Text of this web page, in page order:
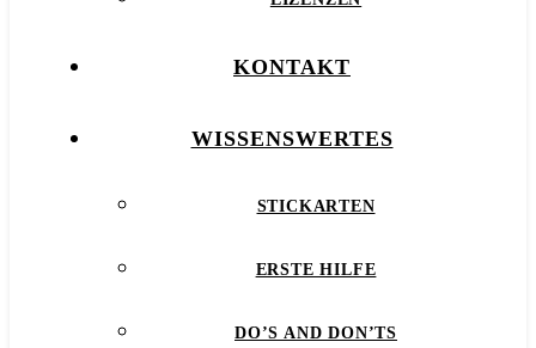
KONTAKT
WISSENSWERTES
STICKARTEN
ERSTE HILFE
DO’S AND DON’TS